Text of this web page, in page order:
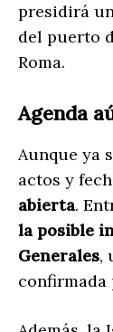
presidirá
del puerto
Roma.
Agenda
Aunque ya
actos y
abierta.
la posible
Generales,
confirmada